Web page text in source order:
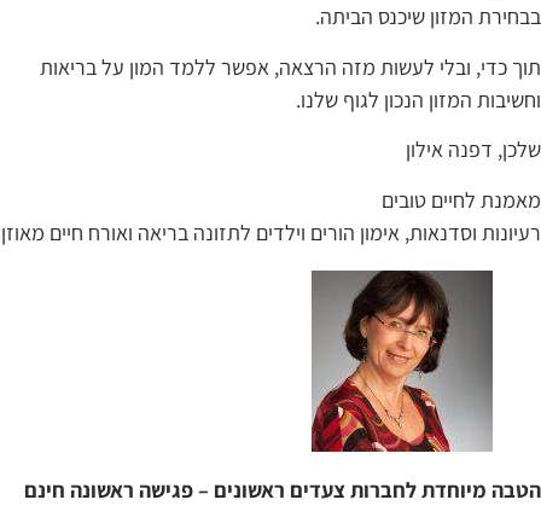
בבחירת המזון שיכנס הביתה.
תוך כדי, ובלי לעשות מזה הרצאה, אפשר ללמד המון על בריאות
וחשיבות המזון הנכון לגוף שלנו.
שלכן, דפנה אילון
מאמנת לחיים טובים
רעיונות וסדנאות, אימון הורים וילדים לתזונה בריאה ואורח חיים מאוזן
הטבה מיוחדת לחברות צעדים ראשונים – פגישה ראשונה חינם